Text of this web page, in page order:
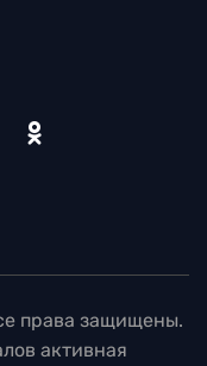
права защищены.
активная